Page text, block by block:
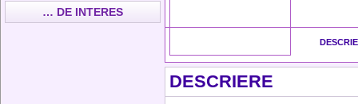
… DE INTERES
DESCRIERE